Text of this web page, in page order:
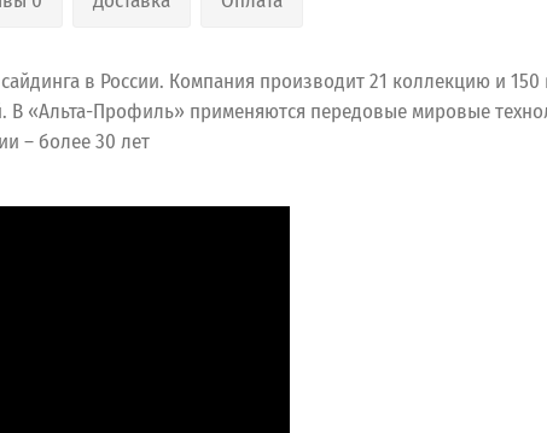
в России. Компания производит 21 коллекцию и
В «Альта-Профиль» применяются передовые мировые
– более 30 лет